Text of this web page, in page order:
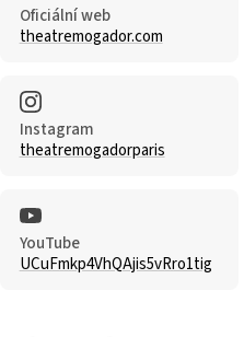
Oficiální web
theatremogador.com
Instagram
theatremogadorparis
YouTube
UCuFmkp4VhQAjis5vRro1tig